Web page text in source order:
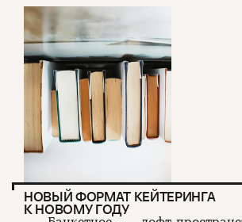
НОВЫЙ ФОРМАТ КЕЙТЕРИНГА
К НОВОМУ ГОДУ